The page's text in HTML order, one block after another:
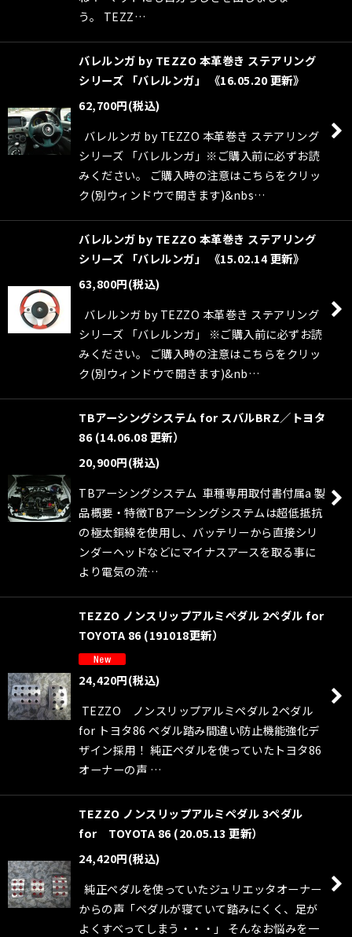
う。 TEZZ…
バレルンガ by TEZZO 本革巻き ステアリング
シリーズ 「バレルンガ」 《16.05.20 更新》
62,700円(税込)
バレルンガ by TEZZO 本革巻き ステアリング
シリーズ 「バレルンガ」※ご購入前に必ずお読
みください。 ご購入時の注意はこちらをクリッ
ク(別ウィンドウで開きます)&nbs…
バレルンガ by TEZZO 本革巻き ステアリング
シリーズ 「バレルンガ」 《15.02.14 更新》
63,800円(税込)
バレルンガ by TEZZO 本革巻き ステアリング
シリーズ 「バレルンガ」 ※ご購入前に必ずお読
みください。 ご購入時の注意はこちらをクリッ
ク(別ウィンドウで開きます)&nb…
TBアーシングシステム for スバルBRZ／トヨタ
86 (14.06.08 更新）
20,900円(税込)
TBアーシングシステム 車種専用取付書付属a 製
品概要・特徴TBアーシングシステムは超低抵抗
の極太銅線を使用し、バッテリーから直接シリ
ンダーヘッドなどにマイナスアースを取る事に
より電気の流…
TEZZO ノンスリップアルミペダル 2ペダル for
TOYOTA 86 (191018更新）
24,420円(税込)
TEZZO ノンスリップアルミペダル 2ペダル
for トヨタ86 ペダル踏み間違い防止機能強化デ
ザイン採用！ 純正ペダルを使っていたトヨタ86
オーナーの声 …
TEZZO ノンスリップアルミペダル 3ペダル
for TOYOTA 86 (20.05.13 更新）
24,420円(税込)
純正ペダルを使っていたジュリエッタオーナー
からの声「ペダルが寝ていて踏みにくく、足が
よくすべってしまう・・・」 そんなお悩みを一